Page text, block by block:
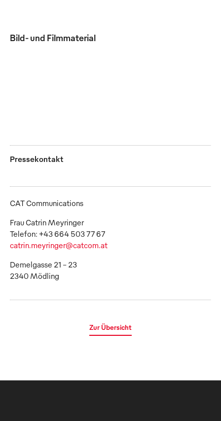
Bild- und Filmmaterial
Pressekontakt
CAT Communications
Frau Catrin Meyringer
catrin.meyringer@catcom.at
Demelgasse 21 - 23
2340 Mödling
Zur Übersicht